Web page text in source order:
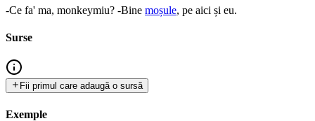
-Ce fa' ma, monkeymiu? -Bine moșule, pe aici și eu.
Surse
Fii primul care adaugă o sursă
Exemple